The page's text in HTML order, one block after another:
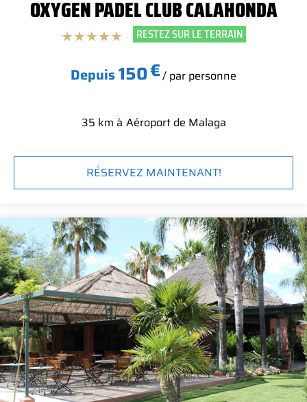
OXYGEN PADEL CLUB CALAHONDA
★★★★★ RESTEZ SUR LE TERRAIN
Depuis150€/ par personne
35 km à Aéroport de Malaga
RÉSERVEZ MAINTENANT!